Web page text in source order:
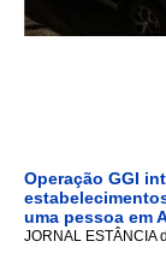
Operação GGI
uma pessoa em
JORNAL ESTÂNCIA